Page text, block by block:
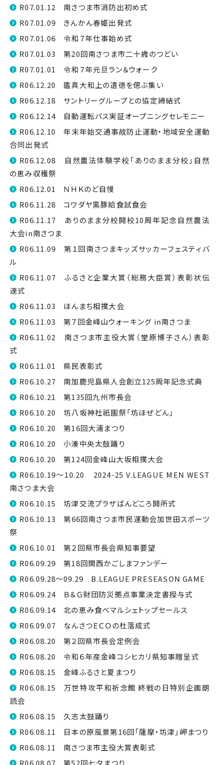
R07.01.12 南さつま市消防出初め式
R07.01.09 きんかん春姫出発式
R07.01.06 令和７年仕事始め式
R07.01.03 第20回南さつま市二十歳のつどい
R07.01.01 令和７年元旦ラン＆ウォーク
R06.12.20 鑑真大和上の遺徳を偲ぶ集い
R06.12.18 サントリーグループとの協定締結式
R06.12.14 自動運転バス実証オープニングセレモニー
R06.12.10 年末年始交通事故防止運動・地域安全運動
合同出発式
R06.12.08 自然農法体験学校「ありのまま分校」自然
の恵み収穫祭
R06.12.01 ＮＨＫのど自慢
R06.11.28 コワダヤ黒豚給食試食会
R06.11.17 ありのまま分校開校10周年記念自然農法
大会in南さつま
R06.11.09 第１回南さつまキッズサッカーフェスティバ
ル
R06.11.07 ふるさと企業大賞（総務大臣賞）表彰状伝
達式
R06.11.03 ほんまち相撲大会
R06.11.03 第７回金峰山ウォーキング in南さつま
R06.11.02 南さつま市主役大賞（堂原博子さん）表彰
式
R06.11.01 県民表彰式
R06.10.27 南加鹿児島県人会創立125周年記念式典
R06.10.21 第135回九州市長会
R06.10.20 坊八坂神社祇園祭「坊ほぜどん」
R06.10.20 第16回大浦まつり
R06.10.20 小湊中央太鼓踊り
R06.10.20 第124回金峰山大坂相撲大会
R06.10.19～10.20 2024-25 V.LEAGUE MEN WEST
南さつま大会
R06.10.15 坊津交流プラザばんどころ開所式
R06.10.13 第66回南さつま市民運動会加世田スポーツ
祭
R06.10.01 第２回県市長会県知事要望
R06.09.29 第18回関西かごしまファンデー
R06.09.28～09.29 B.LEAGUE PRESEASON GAME
R06.09.24 Ｂ＆Ｇ財団防災拠点事業決定書授与式
R06.09.14 北の恵み食べマルシェトップセールス
R06.09.07 なんさつＥＣＯの杜落成式
R06.08.20 第２回県市長会定例会
R06.08.20 令和６年産金峰コシヒカリ県知事贈呈式
R06.08.15 金峰ふるさと夏まつり
R06.08.15 万世特攻平和祈念館 終戦の日特別企画朗
読会
R06.08.15 久志太鼓踊り
R06.08.11 日本の原風景第16回「薩摩・坊津」岬まつり
R06.08.11 南さつま市主役大賞表彰式
R06.08.07 第52回七夕まつり